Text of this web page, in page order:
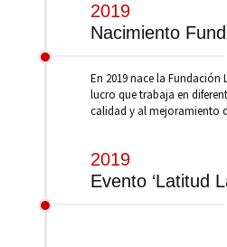
2019
Nacimiento
En 2019 nace la
lucro que trabaja en
calidad y al mejoramiento
2019
Evento ‘Latitud